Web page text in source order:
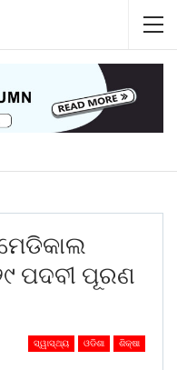
ପଦବୀ ପୂରଣ
ସ୍ୱାସ୍ଥ୍ୟ ଓଡିଶା ଶିକ୍ଷା